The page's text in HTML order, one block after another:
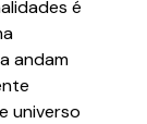
é
andam
universo